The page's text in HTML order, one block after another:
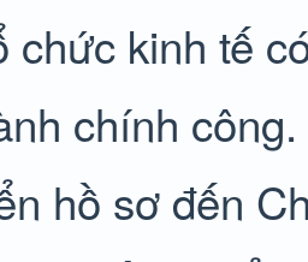
chức kinh tế
chính
hồ sơ đến